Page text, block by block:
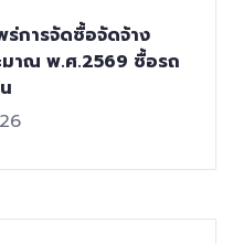
ร่การจัดซื้อจัดจ้าง
มาณ พ.ศ.2569 ซื้อรถ